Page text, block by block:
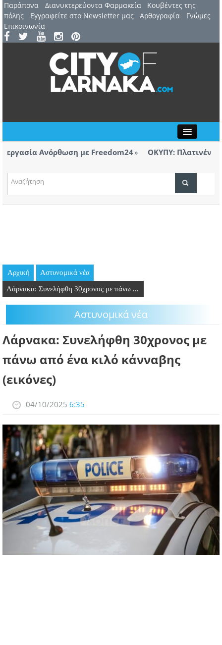
Παράπονα Διανυκτερεύοντα Φαρμακεία
Kουβέντες της
πόλης
Εγγραφείτε στο Newsletter μας Αρθογραφία
Γνώμες
Επικοινωνία
ΤΟΠΙΚΑ ΝΕΑ
ΘΕΣΕΙΣ ΕΡΓΑΣΙΑΣ
PODCAST
ΛΑΡΝΑΚΑ 2030
ΣΥΝΔΕΣΜΟΙ
ΠΕΡΙΣΣΟΤΕΡΑ
Ανόρθωση με Freedom24
ΟΚΥΠΥ: Πλατινένια
Ανόρθωση με Freedom24
Αρχική Aστυνομικά νέα
Λάρνακα: Συνελήφθη 30χρονος με πάνω ...
Aστυνομικά νέα
Λάρνακα: Συνελήφθη 30χρονος με
πάνω από ένα κιλό κάνναβης
(εικόνες)
04/10/2025 6:35